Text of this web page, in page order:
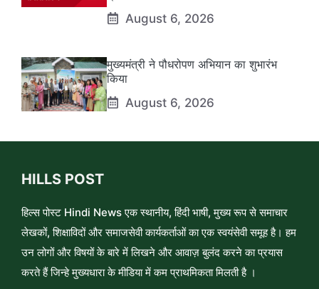
August 6, 2026
मुख्यमंत्री ने पौधरोपण अभियान का शुभारंभ
किया
August 6, 2026
HILLS POST
हिल्स पोस्ट Hindi News एक स्थानीय, हिंदी भाषी, मुख्य रूप से समाचार
लेखकों, शिक्षाविदों और समाजसेवी कार्यकर्ताओं का एक स्वयंसेवी समूह है। हम
उन लोगों और विषयों के बारे में लिखने और आवाज़ बुलंद करने का प्रयास
करते हैं जिन्हे मुख्यधारा के मीडिया में कम प्राथमिकता मिलती है ।